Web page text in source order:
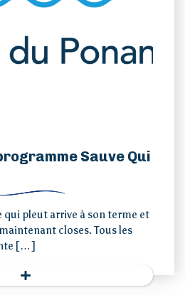
Sauve Qui
qui pleut arrive à son terme et
closes. Tous les
[…]